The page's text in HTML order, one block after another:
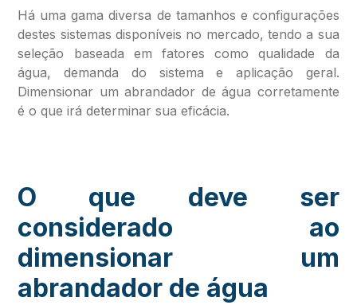
Há uma gama diversa de tamanhos e configurações
destes sistemas disponíveis no mercado, tendo a sua
seleção baseada em fatores como qualidade da
água, demanda do sistema e aplicação geral.
Dimensionar um abrandador de água corretamente
é o que irá determinar sua eficácia.
O que deve ser
considerado ao
dimensionar um
abrandador de água